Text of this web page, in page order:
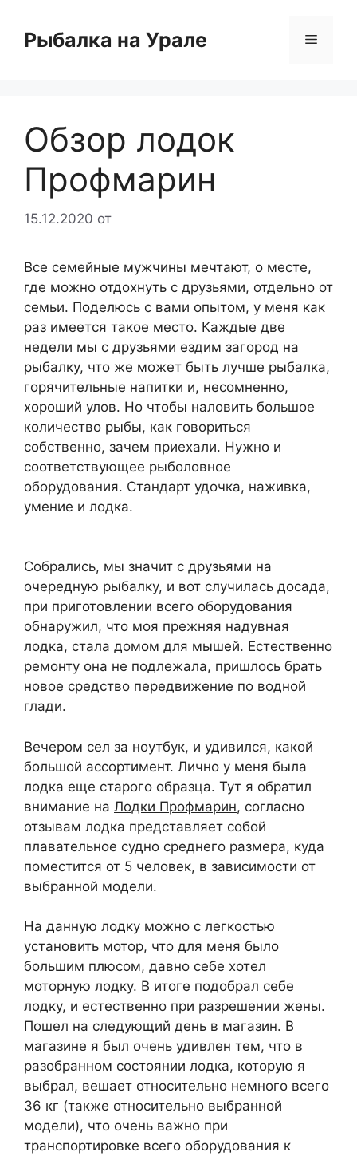
содержимому
Рыбалка на Урале Меню
Обзор лодок
Профмарин
15.12.2020 от
Все семейные мужчины мечтают, о месте,
где можно отдохнуть с друзьями, отдельно от
семьи. Поделюсь с вами опытом, у меня как
раз имеется такое место. Каждые две
недели мы с друзьями ездим загород на
рыбалку, что же может быть лучше рыбалка,
горячительные напитки и, несомненно,
хороший улов. Но чтобы наловить большое
количество рыбы, как говориться
собственно, зачем приехали. Нужно и
соответствующее рыболовное
оборудования. Стандарт удочка, наживка,
умение и лодка.
Собрались, мы значит с друзьями на
очередную рыбалку, и вот случилась досада,
при приготовлении всего оборудования
обнаружил, что моя прежняя надувная
лодка, стала домом для мышей. Естественно
ремонту она не подлежала, пришлось брать
новое средство передвижение по водной
глади.
Вечером сел за ноутбук, и удивился, какой
большой ассортимент. Лично у меня была
лодка еще старого образца. Тут я обратил
внимание на Лодки Профмарин, согласно
отзывам лодка представляет собой
плавательное судно среднего размера, куда
поместится от 5 человек, в зависимости от
выбранной модели.
На данную лодку можно с легкостью
установить мотор, что для меня было
большим плюсом, давно себе хотел
моторную лодку. В итоге подобрал себе
лодку, и естественно при разрешении жены.
Пошел на следующий день в магазин. В
магазине я был очень удивлен тем, что в
разобранном состоянии лодка, которую я
выбрал, вешает относительно немного всего
36 кг (также относительно выбранной
модели), что очень важно при
транспортировке всего оборудования к